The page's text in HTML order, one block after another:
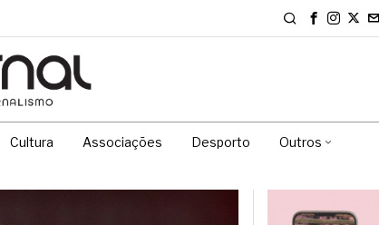
Cultura Associações Desporto Outros